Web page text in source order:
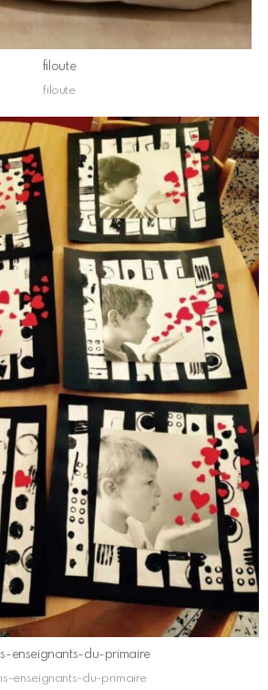
filoute
filoute
enseignants-du-primaire
enseignants-du-primaire